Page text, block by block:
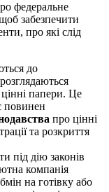
федеральне
забезпечити
про які слід
до
цінні папери. Це
повинен
про цінні
та розкриття
під дію законів
компанія
на готівку або